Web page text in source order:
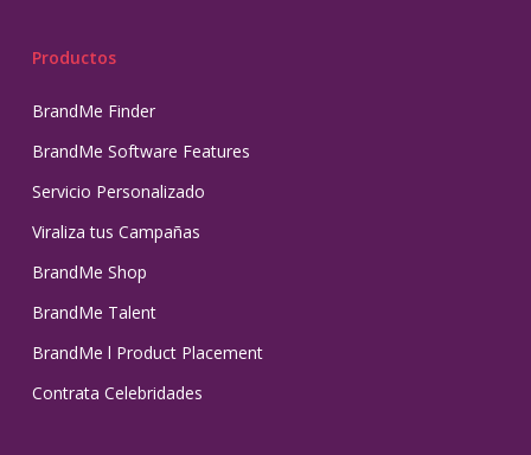
Productos
BrandMe Finder
BrandMe Software Features
Servicio Personalizado
Viraliza tus Campañas
BrandMe Shop
BrandMe Talent
BrandMe l Product Placement
Contrata Celebridades